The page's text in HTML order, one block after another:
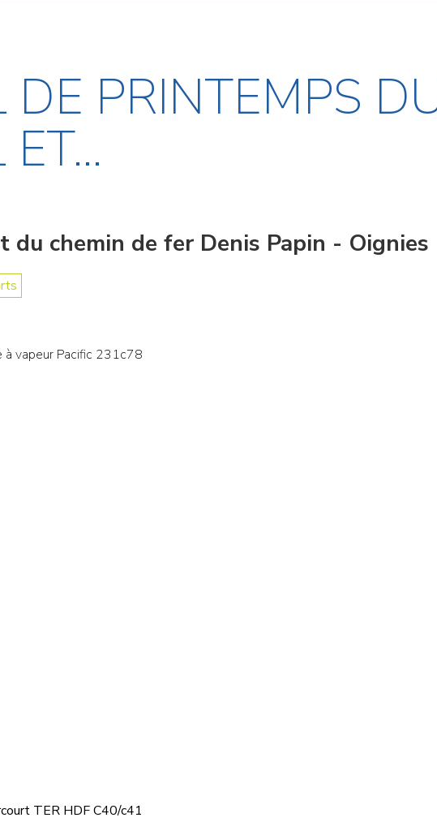
DE PRINTEMPS
du chemin de fer Denis Papin - Oignies
vapeur Pacific 231c78
TER HDF C40/c41